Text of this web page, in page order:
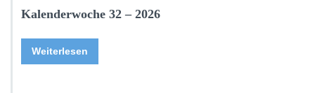
Kalenderwoche 32 – 2026
Weiterlesen